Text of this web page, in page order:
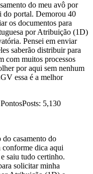
do meu avô por
do portal. Demorou 40
os documentos para
por Atribuição (1D)
Pensei em enviar
saberão distribuir para
com muitos processos
por aqui sem nenhum
essa é a melhor
Posts: 5,130
casamento do
dica aqui
saiu tudo certinho.
solicitar minha